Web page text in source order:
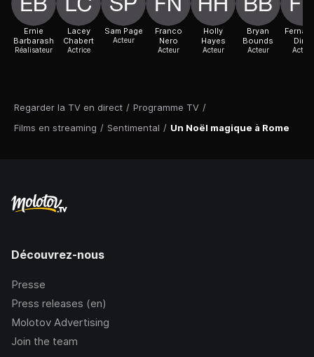
Regarder la TV en direct / Programme TV /
Films en streaming / Sentimental / Un Noël magique à Rome
Ernie
Barbarash
Réalisateur
Lacey
Chabert
Actrice
Sam Page
Acteur
Franco
Nero
Acteur
Holly
Hayes
Acteur
Bryan
Bounds
Acteur
Diniz
Acteur
Découvrez-nous
Presse
Press releases (en)
Molotov Advertising
Join the team